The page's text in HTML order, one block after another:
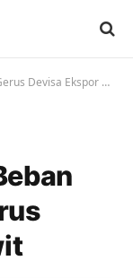
Devisa Ekspor Sawit